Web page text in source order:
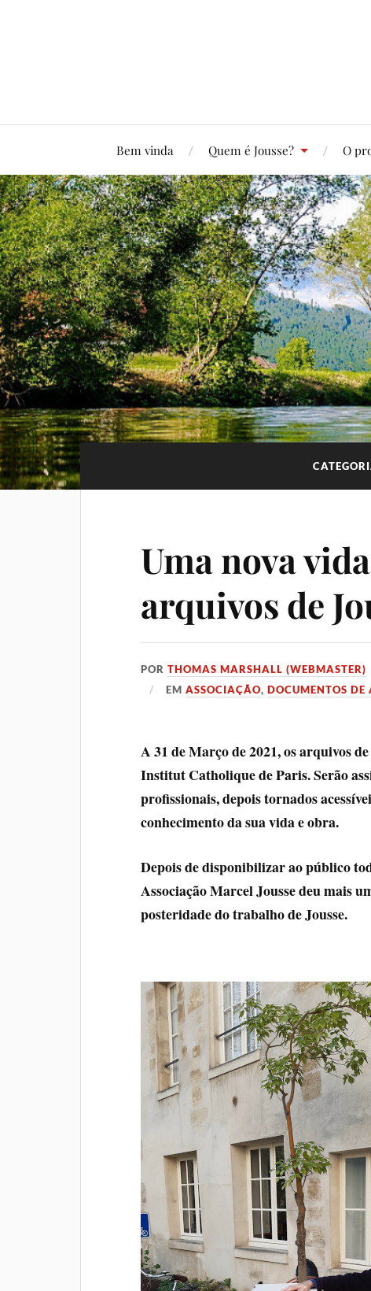
Bem vinda Quem é Jousse? O
Uma nova
arquivos de
PORTHOMAS MARSHALL (WEBMASTER)
EMASSOCIAÇÃO,DOCUMENTOS DE
A 31 de Março de 2021, os arquivos
Institut Catholique de Paris. Serão
profissionais, depois tornados
conhecimento da sua vida e obra.
Depois de disponibilizar ao público
Associação Marcel Jousse deu mais
posteridade do trabalho de Jousse.